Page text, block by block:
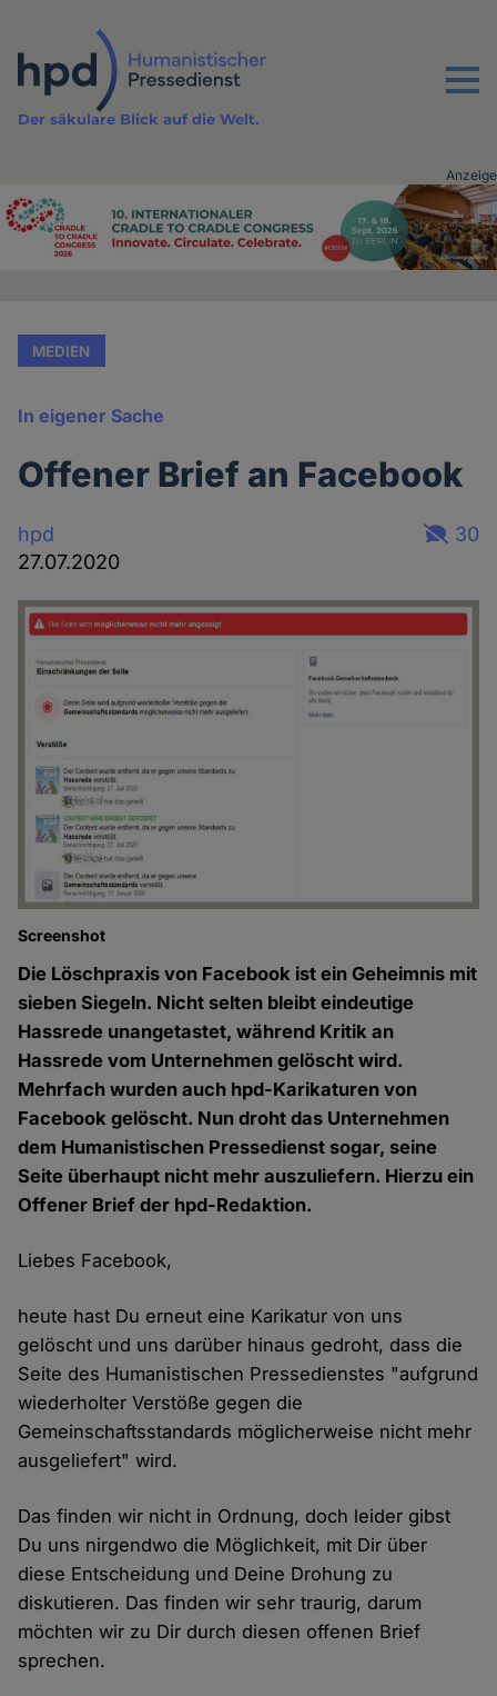
Inhalt
Menu
Der säkulare Blick auf die Welt.
Advertising
Anzeige
MEDIEN
In eigener Sache
Offener Brief an Facebook
hpd
27.07.2020
30
Screenshot
Die Löschpraxis von Facebook ist ein Geheimnis mit
sieben Siegeln. Nicht selten bleibt eindeutige
Hassrede unangetastet, während Kritik an
Hassrede vom Unternehmen gelöscht wird.
Mehrfach wurden auch hpd-Karikaturen von
Facebook gelöscht. Nun droht das Unternehmen
dem Humanistischen Pressedienst sogar, seine
Seite überhaupt nicht mehr auszuliefern. Hierzu ein
Offener Brief der hpd-Redaktion.
Liebes Facebook,
heute hast Du erneut eine Karikatur von uns
gelöscht und uns darüber hinaus gedroht, dass die
Seite des Humanistischen Pressedienstes "aufgrund
wiederholter Verstöße gegen die
Gemeinschaftsstandards möglicherweise nicht mehr
ausgeliefert" wird.
Das finden wir nicht in Ordnung, doch leider gibst
Du uns nirgendwo die Möglichkeit, mit Dir über
diese Entscheidung und Deine Drohung zu
diskutieren. Das finden wir sehr traurig, darum
möchten wir zu Dir durch diesen offenen Brief
sprechen.